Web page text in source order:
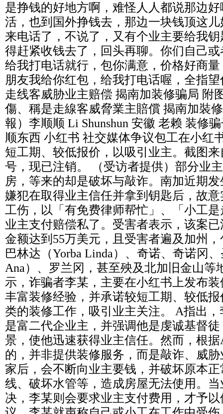
是挣钱的好地方啊，难怪人人都说那边
活，也到国外挣钱去，那边一块钱顶这
来电话了，不说了，又有个业主要给我
得赶紧收钱去了，回头再聊。你们自己
给我打电话就行，包你满意，价格好商
朋友我给你红包，给我打电话喔，全指
走线客威胁业主赔偿 揭南加装修骗局 附
傷、稱是走線客威脅業主賠償 揭南加裝
報）李顺顺 Li Shunshun 安徽 老赖 装修
顺东西 小红书 社交媒体争议包工在小红
短工期、较低报价，以吸引业主。截图
号，现已注销。 （受访者提供）部分业
房，等来的却是破坏与敲诈。南加近期
嫌犯在取得业主信任并拿到钥匙后，故
工伤，以「有免费律师帮忙」、「小工
业主支付赔偿私了。受害者表示，该案
金额达到55万美元，且受害者遍及加州
巴林达（Yorba Linda）、奇诺、奇诺冈
Ana）、罗兰冈，甚至殃及北加旧金山等
示，诈骗者李某，主要在小红书上发布
丰富装修经验，并承诺较短工期、较低
类的装修工作，吸引业主关注。 A指出
是富二代企业主，并强调他是虔诚基督
景，使他迅速获得业主信任。然而，根
的，并非提供装修服务，而是敲诈、威
家后，会不断向业主要钱，并破坏原本
线、破坏水管等，造成房屋无法使用。
决，李某则会要求业主支付费用，才予